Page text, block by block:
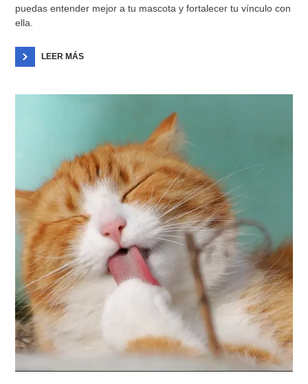
puedas entender mejor a tu mascota y fortalecer tu vínculo con
ella.
LEER MÁS